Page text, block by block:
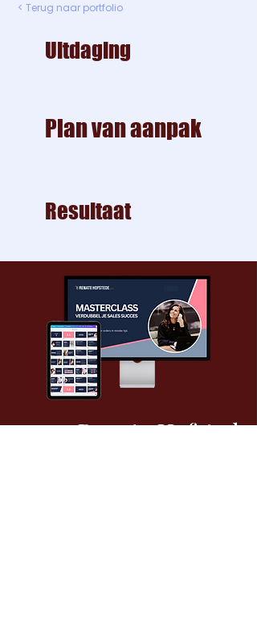
< Terug naar portfolio
Uitdaging
Plan van aanpak
Resultaat
Renate Hofstede